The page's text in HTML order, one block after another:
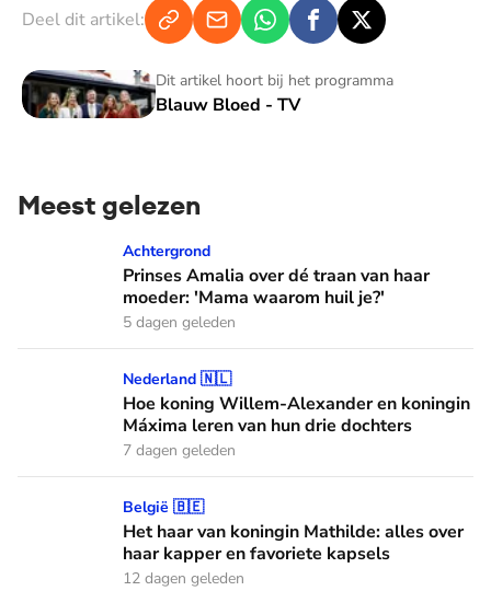
Deel dit artikel:
Dit artikel hoort bij het programma
Blauw Bloed - TV
Blauw Bloed - TV
Meest gelezen
Prinses Amalia over dé traan van haar moeder: 'Mama
Achtergrond
Prinses Amalia over dé traan van haar
moeder: 'Mama waarom huil je?'
5 dagen geleden
Hoe koning Willem-Alexander en koningin Máxima leren
Nederland 🇳🇱
Hoe koning Willem-Alexander en koningin
Máxima leren van hun drie dochters
7 dagen geleden
Het haar van koningin Mathilde: alles over haar kapper en
België 🇧🇪
Het haar van koningin Mathilde: alles over
haar kapper en favoriete kapsels
12 dagen geleden